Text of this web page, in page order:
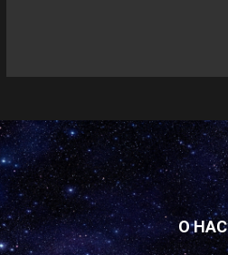
О НАС